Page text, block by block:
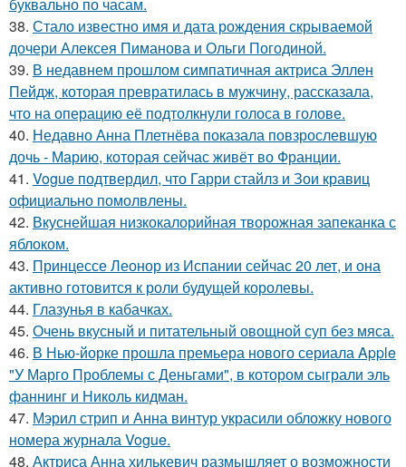
38. Стало известно имя и дата рождения скрываемой
дочери Алексея Пиманова и Ольги Погодиной.
39. В недавнем прошлом симпатичная актриса Эллен
Пейдж, которая превратилась в мужчину, рассказала,
что на операцию её подтолкнули голоса в голове.
40. Недавно Анна Плетнёва показала повзрослевшую
дочь - Марию, которая сейчас живёт во Франции.
41. Vogue подтвердил, что Гарри стайлз и Зои кравиц
официально помолвлены.
42. Вкуснейшая низкокалорийная творожная запеканка с
яблоком.
43. Принцессе Леонор из Испании сейчас 20 лет, и она
активно готовится к роли будущей королевы.
44. Глазунья в кабачках.
45. Очень вкусный и питательный овощной суп без мяса.
46. В Нью-йорке прошла премьера нового сериала Apple
"У Марго Проблемы с Деньгами", в котором сыграли эль
фаннинг и Николь кидман.
47. Мэрил стрип и Анна винтур украсили обложку нового
номера журнала Vogue.
48. Актриса Анна хилькевич размышляет о возможности